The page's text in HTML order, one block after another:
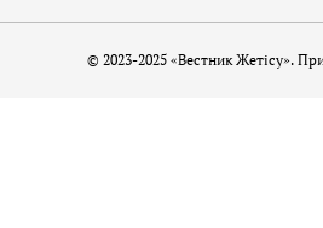
© 2023-2025 «Вестник Жетісу».